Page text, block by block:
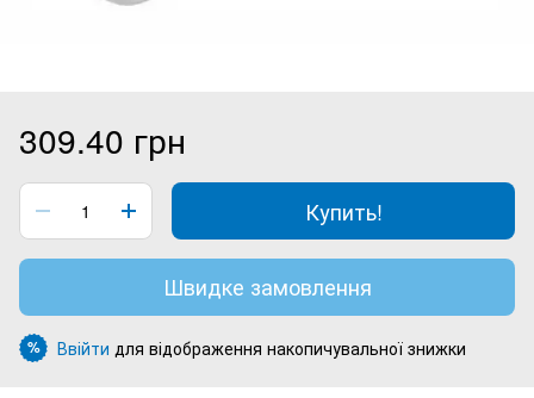
309.40 грн
Купить!
Швидке замовлення
% Ввійти для відображення накопичувальної знижки